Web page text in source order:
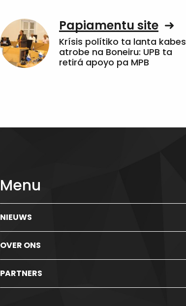
Papiamentu site
Krísis polítiko ta lanta kabes
atrobe na Boneiru: UPB ta
retirá apoyo pa MPB
Menu
NIEUWS
OVER ONS
PARTNERS